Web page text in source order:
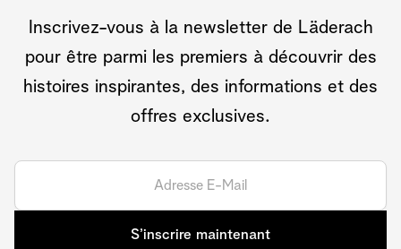
Inscrivez-vous à la newsletter de Läderach
pour être parmi les premiers à découvrir des
histoires inspirantes, des informations et des
offres exclusives.
S’inscrire maintenant